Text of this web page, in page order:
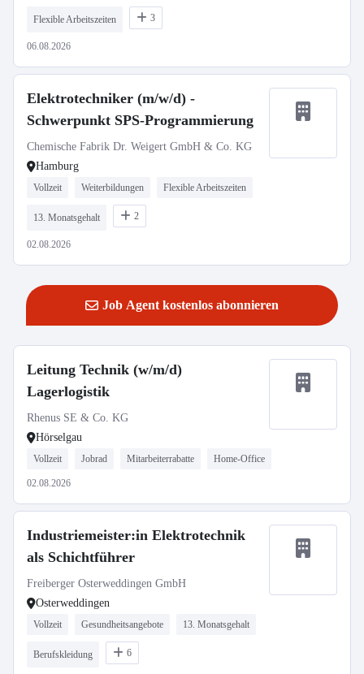
Flexible Arbeitszeiten 3
06.08.2026
Elektrotechniker (m/w/d) -
Schwerpunkt SPS-Programmierung
Chemische Fabrik Dr. Weigert GmbH & Co. KG
Hamburg
Vollzeit Weiterbildungen Flexible Arbeitszeiten
13. Monatsgehalt 2
02.08.2026
Job Agent kostenlos abonnieren
Leitung Technik (w/m/d)
Lagerlogistik
Rhenus SE & Co. KG
Hörselgau
Vollzeit Jobrad Mitarbeiterrabatte Home-Office
02.08.2026
Industriemeister:in Elektrotechnik
als Schichtführer
Freiberger Osterweddingen GmbH
Osterweddingen
Vollzeit Gesundheitsangebote 13. Monatsgehalt
Berufskleidung 6